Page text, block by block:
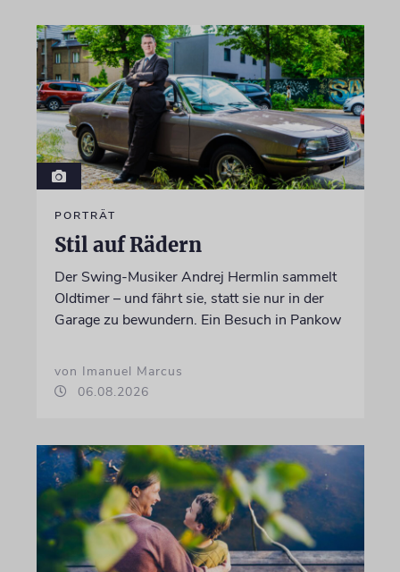
PORTRÄT
Stil auf Rädern
Der Swing-Musiker Andrej Hermlin sammelt
Oldtimer – und fährt sie, statt sie nur in der
Garage zu bewundern. Ein Besuch in Pankow
von Imanuel Marcus
06.08.2026